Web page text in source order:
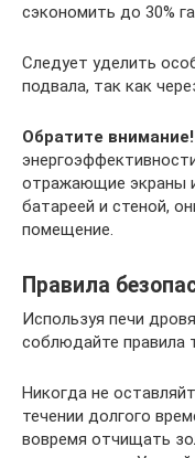
сэкономить до 30%
Следует уделить
подвала, так как
Обратите внимание!
отражающие экраны
батареей и стеной,
помещение.
Правила
Используя печи
соблюдайте правила
Никогда не
течении долгого
вовремя отчищать